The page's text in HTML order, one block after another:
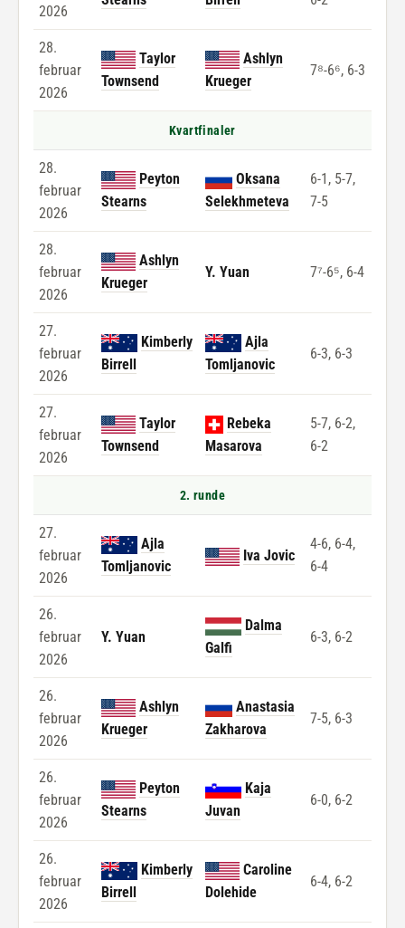
2026
28.
februar
2026
Taylor
Townsend
Ashlyn
Krueger
7⁸-6⁶, 6-3
Kvartfinaler
28.
februar
2026
Peyton
Stearns
Oksana
Selekhmeteva
6-1, 5-7,
7-5
28.
februar
2026
Ashlyn
Krueger
Y. Yuan 7⁷-6⁵, 6-4
27.
februar
2026
Kimberly
Birrell
Ajla
Tomljanovic
6-3, 6-3
27.
februar
2026
Taylor
Townsend
Rebeka
Masarova
5-7, 6-2,
6-2
2. runde
27.
februar
2026
Ajla
Tomljanovic
Iva Jovic
4-6, 6-4,
6-4
26.
februar
2026
Y. Yuan
Dalma
Galfi
6-3, 6-2
26.
februar
2026
Ashlyn
Krueger
Anastasia
Zakharova
7-5, 6-3
26.
februar
2026
Peyton
Stearns
Kaja
Juvan
6-0, 6-2
26.
februar
2026
Kimberly
Birrell
Caroline
Dolehide
6-4, 6-2